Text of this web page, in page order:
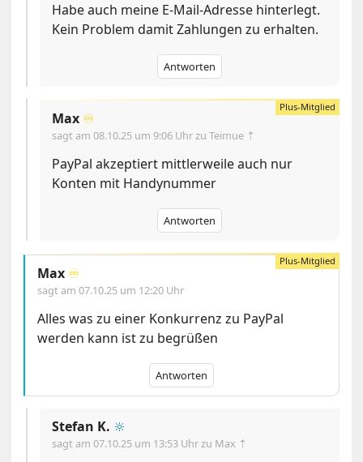
Habe auch meine E-Mail-Adresse hinterlegt.
Kein Problem damit Zahlungen zu erhalten.
Antworten
Max ♾️
sagt am08.10.25 um 9:06 Uhrzu Teimue ⇡
PayPal akzeptiert mittlerweile auch nur
Konten mit Handynummer
Antworten
Max ♾️
sagt am07.10.25 um 12:20 Uhr
Alles was zu einer Konkurrenz zu PayPal
werden kann ist zu begrüßen
Antworten
Stefan K. 🔆
sagt am07.10.25 um 13:53 Uhrzu Max ⇡